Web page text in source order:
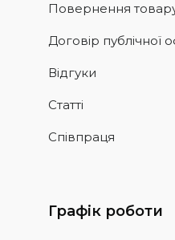
Повернення
Договір публічної
Відгуки
Статті
Співпраця
Графік роботи